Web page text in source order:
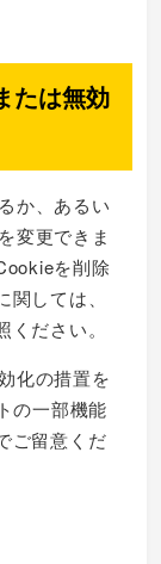
たは無効
か、あるい
変更できま
を削除
しては、
ださい。
化の措置を
の一部機能
ご留意くだ